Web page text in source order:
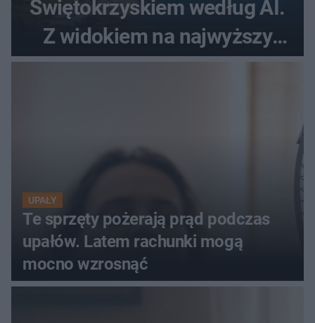
Świętokrzyskiem według AI.
Z widokiem na najwyższy
szczyt Gór Świętokrzyskich
UPAŁY
Te sprzęty pożerają prąd podczas
upałów. Latem rachunki mogą
mocno wzrosnąć